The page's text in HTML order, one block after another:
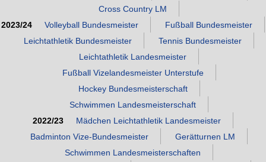
Cross Country LM
2023/24
Volleyball Bundesmeister
Fußball Bundesmeister
Leichtathletik Bundesmeister
Tennis Bundesmeister
Leichtathletik Landesmeister
Fußball Vizelandesmeister Unterstufe
Hockey Bundesmeisterschaft
Schwimmen Landesmeisterschaft
2022/23
Mädchen Leichtathletik Landesmeister
Badminton Vize‑Bundesmeister
Gerätturnen LM
Schwimmen Landesmeisterschaften